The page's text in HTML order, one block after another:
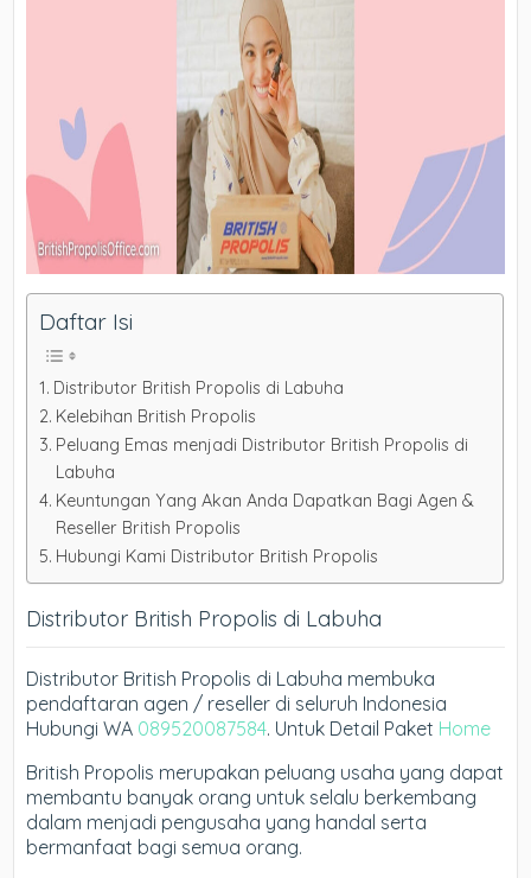
Daftar Isi
Distributor British Propolis di Labuha
Kelebihan British Propolis
Peluang Emas menjadi Distributor British Propolis di
Labuha
Keuntungan Yang Akan Anda Dapatkan Bagi Agen &
Reseller British Propolis
Hubungi Kami Distributor British Propolis
Distributor British Propolis di Labuha
Distributor British Propolis di Labuha membuka
pendaftaran agen / reseller di seluruh Indonesia
Hubungi WA 089520087584. Untuk Detail Paket Home
British Propolis merupakan peluang usaha yang dapat
membantu banyak orang untuk selalu berkembang
dalam menjadi pengusaha yang handal serta
bermanfaat bagi semua orang.